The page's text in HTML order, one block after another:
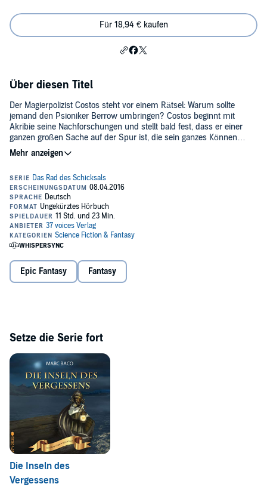
Für 18,94 € kaufen
Über diesen Titel
Der Magierpolizist Costos steht vor einem Rätsel: Warum sollte
jemand den Psioniker Berrow umbringen? Costos beginnt mit
Akribie seine Nachforschungen und stellt bald fest, dass er einer
ganzen großen Sache auf der Spur ist, die sein ganzes Können
herausfordert...
Rubidium vertraut. Er eignet sich die Spruchmagie erneut an, da
seine alten Kenntnisse aus Iridium hier nutzlos sind. Kaum macht er
sich auf den Weg zum Bruder von Errollos, als drei unheilvolle Segel
am Horizont schnell auf sein Schiff zukommen. Piraten - und keine
Möglichkeit, ihnen zu entkommen... Unterdessen führt Lacarna die
Gefährten auf die riesige Insel Antann, um den nächsten goldenen
Stab zu finden. Der beschwerliche Weg durch den Dschungel gibt
Gefährten unerwartet vor einer gigantischen Schlucht, die ihnen den
Weg zu ihrem Ziel versperrt. Man sollte meinen, dass das kein
Epic Fantasy Fantasy
Setze die Serie fort
Die Inseln des
Vergessens